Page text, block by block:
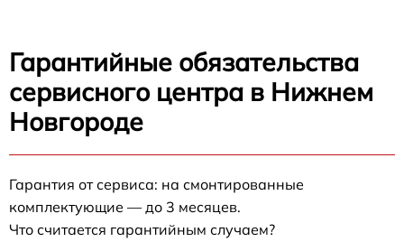
Гарантийные обязательства
сервисного центра в Нижнем
Новгороде
Гарантия от сервиса: на смонтированные
комплектующие — до 3 месяцев.
Что считается гарантийным случаем?